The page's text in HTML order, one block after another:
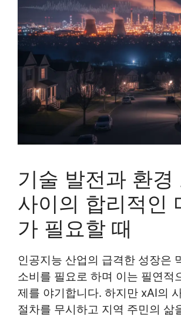
기술 발전과 환경
사이의 합리적인
가 필요할 때
인공지능 산업의 급격한 성장은
소비를 필요로 하며 이는 필연적
제를 야기합니다. 하지만 xAI의
절차를 무시하고 지역 주민의 삶